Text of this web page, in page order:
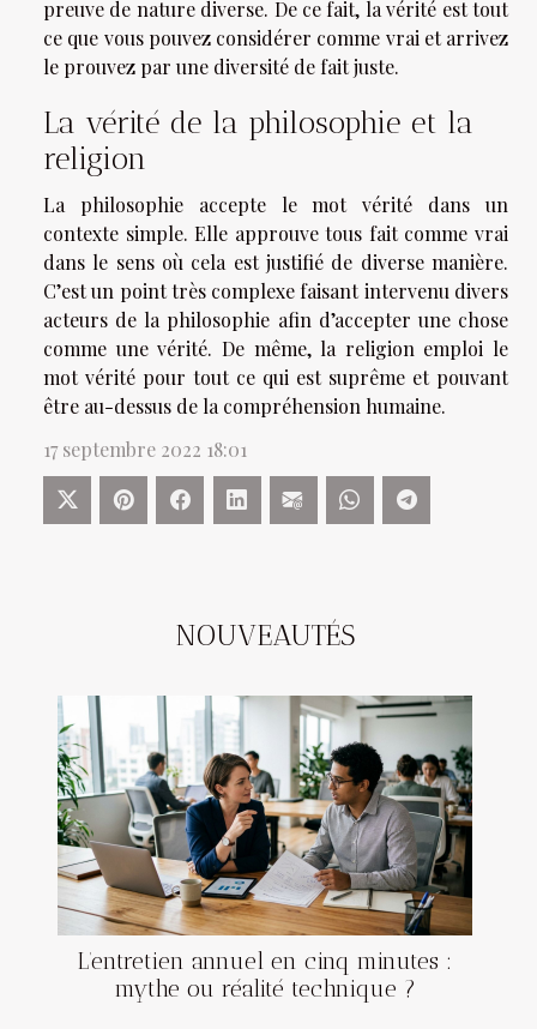
NOUVEAUTÉS
L’entretien annuel en cinq minutes :
mythe ou réalité technique ?
preuve de nature diverse. De ce fait, la vérité est tout
ce que vous pouvez considérer comme vrai et arrivez
le prouvez par une diversité de fait juste.
La vérité de la philosophie et la
religion
La philosophie accepte le mot vérité dans un
contexte simple. Elle approuve tous fait comme vrai
dans le sens où cela est justifié de diverse manière.
C’est un point très complexe faisant intervenu divers
acteurs de la philosophie afin d’accepter une chose
comme une vérité. De même, la religion emploi le
mot vérité pour tout ce qui est suprême et pouvant
être au-dessus de la compréhension humaine.
17 septembre 2022 18:01